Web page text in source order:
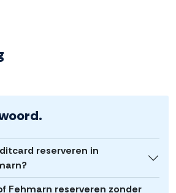
reserveren in
Fehmarn reserveren zonder